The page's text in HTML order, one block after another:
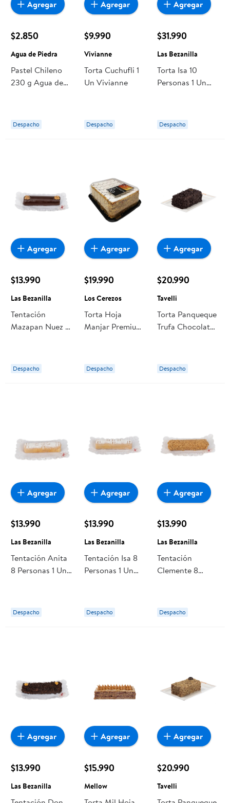
$2.850
Agua de Piedra
Pastel Chileno
230 g Agua de
Despacho
Agregar
$9.990
Vivianne
Torta Cuchufli 1
Un Vivianne
Despacho
Agregar
$31.990
Las Bezanilla
Torta Isa 10
Personas 1 Un
Despacho
Agregar
$13.990
Las Bezanilla
Tentación
Mazapan Nuez 7
Despacho
Agregar
$19.990
Los Cerezos
Torta Hoja
Manjar Premium
Despacho
Agregar
$20.990
Tavelli
Torta Panqueque
Trufa Chocolate
Despacho
Agregar
$13.990
Las Bezanilla
Tentación Anita
8 Personas 1 Un
Despacho
Agregar
$13.990
Las Bezanilla
Tentación Isa 8
Personas 1 Un
Despacho
Agregar
$13.990
Las Bezanilla
Tentación
Clemente 8
Despacho
Agregar
$13.990
Las Bezanilla
Agregar
$15.990
Mellow
Agregar
$20.990
Tavelli
Agregar